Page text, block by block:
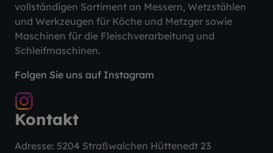
vollständigen Sortiment an Messern, Wetzstählen
und Werkzeugen für Köche und Metzger sowie
Maschinen für die Fleischverarbeitung und
Schleifmaschinen.
Folgen Sie uns auf Instagram
Kontakt
Adresse: 5204 Straßwalchen Hüttenedt 23